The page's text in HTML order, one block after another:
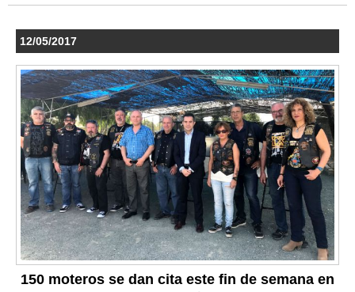
12/05/2017
150 moteros se dan cita este fin de semana en